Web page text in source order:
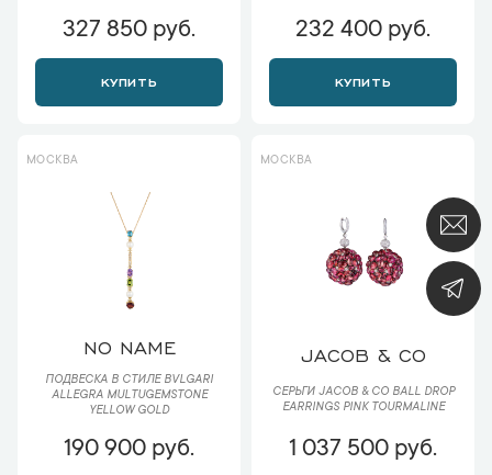
327 850 руб.
КУПИТЬ
232 400 руб.
КУПИТЬ
МОСКВА
NO NAME
ПОДВЕСКА В СТИЛЕ BVLGARI
ALLEGRA MULTUGEMSTONE
YELLOW GOLD
190 900 руб.
МОСКВА
JACOB & CO
СЕРЬГИ JACOB & CO BALL DROP
EARRINGS PINK TOURMALINE
1 037 500 руб.